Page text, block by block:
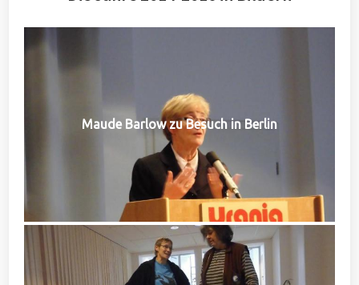
Maude Barlow zu Besuch in Berlin